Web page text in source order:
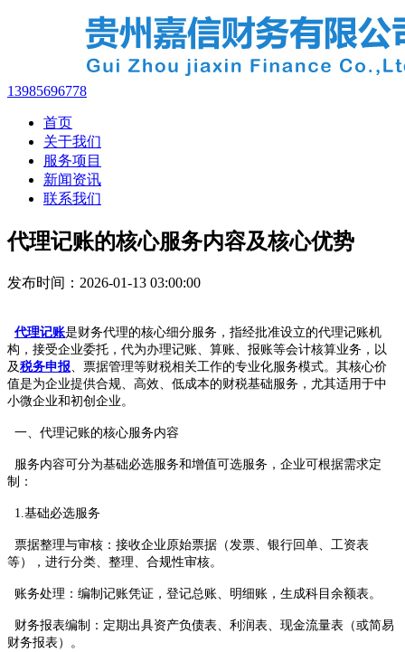
13985696778
首页
关于我们
服务项目
新闻资讯
联系我们
代理记账的核心服务内容及核心优势
发布时间：2026-01-13 03:00:00
代理记账是财务代理的核心细分服务，指经批准设立的代理记账机
构，接受企业委托，代为办理记账、算账、报账等会计核算业务，以
及税务申报 、票据管理等财税相关工作的专业化服务模式。其核心价
值是为企业提供合规、高效、低成本的财税基础服务，尤其适用于中
小微企业和初创企业。
一、代理记账的核心服务内容
服务内容可分为基础必选服务和增值可选服务，企业可根据需求定
制：
1.基础必选服务
票据整理与审核：接收企业原始票据（发票、银行回单、工资表
等），进行分类、整理、合规性审核。
账务处理：编制记账凭证，登记总账、明细账，生成科目余额表。
财务报表编制：定期出具资产负债表、利润表、现金流量表（或简易
财务报表）。